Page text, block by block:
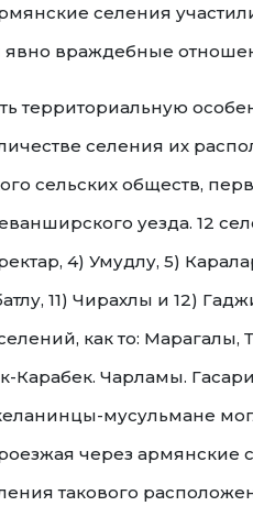
селения
явно враждебные
территориальную
селения их
сельских обществ,
уезда. 12
4) Умудлу, 5)
11) Чирахлы и 12)
как то:
Карабек. Чарламы.
мусульмане
через армянские
такового